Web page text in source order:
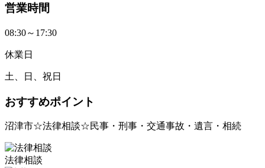
営業時間
08:30～17:30
休業日
土、日、祝日
おすすめポイント
沼津市☆法律相談☆民事・刑事・交通事故・遺言・相続
法律相談